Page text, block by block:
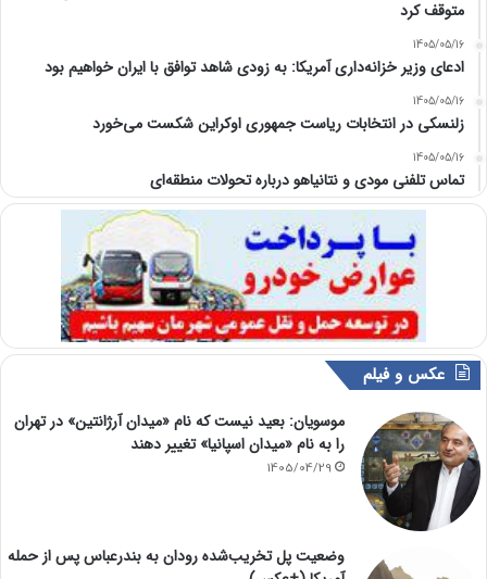
متوقف کرد
1405/05/16
ادعای وزیر خزانه‌داری آمریکا: به زودی شاهد توافق با ایران خواهیم بود
1405/05/16
زلنسکی در انتخابات ریاست جمهوری اوکراین شکست می‌خورد
1405/05/16
تماس تلفنی مودی و نتانیاهو درباره تحولات منطقه‌ای
عکس و فیلم
موسویان: بعید نیست که نام «میدان آرژانتین» در تهران
را به نام «میدان اسپانیا» تغییر دهند
1405/04/29
وضعیت پل تخریب‌شده رودان به بندرعباس پس از حمله